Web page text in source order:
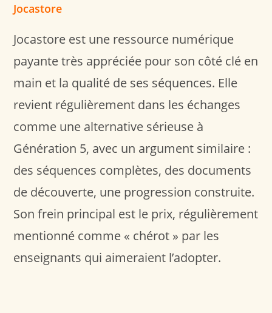
Jocastore
Jocastore est une ressource numérique
payante très appréciée pour son côté clé en
main et la qualité de ses séquences. Elle
revient régulièrement dans les échanges
comme une alternative sérieuse à
Génération 5, avec un argument similaire :
des séquences complètes, des documents
de découverte, une progression construite.
Son frein principal est le prix, régulièrement
mentionné comme « chérot » par les
enseignants qui aimeraient l’adopter.